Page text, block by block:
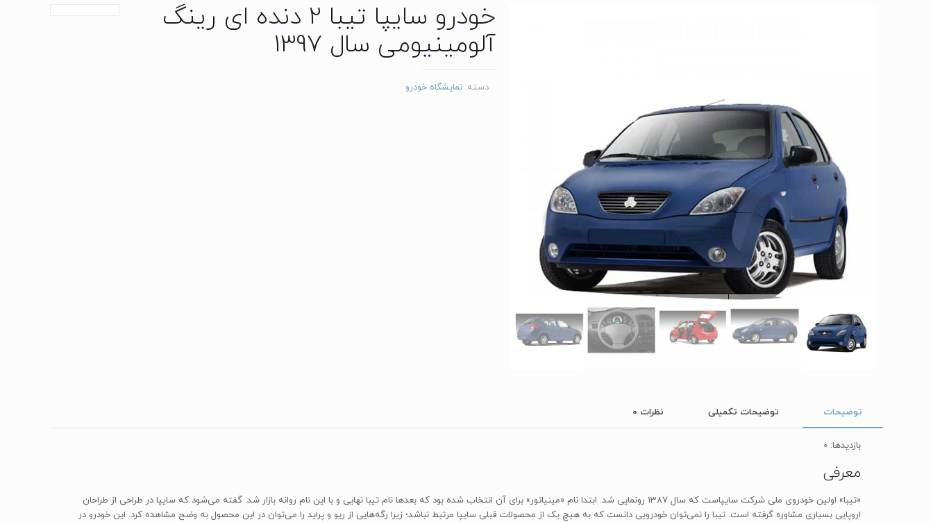
خودرو سایپا تیبا 2 دنده ای رینگ
آلومینیومی سال 1397
دسته:نمایشگاه خودرو
توضیحات توضیحات تکمیلی نظرات 0
بازدیدها: 0
معرفی
«تیبا» اولین خودروی ملی شرکت سایپاست که سال 1387 رونمایی شد. ابتدا نام «مینیاتور» برای آن انتخاب شده بود که بعدها نام تیبا نهایی و با این نام روانه بازار شد. گفته می‌شود که سایپا در طراحی از طراحان
اروپایی بسیاری مشاوره گرفته است. تیبا را نمی‌توان خودرویی دانست که به هیچ یک از محصولات قبلی سایپا مرتبط نباشد؛ زیرا رگه‌هایی از ریو و پراید را می‌توان در این محصول به وضح مشاهده کرد. این خودرو در